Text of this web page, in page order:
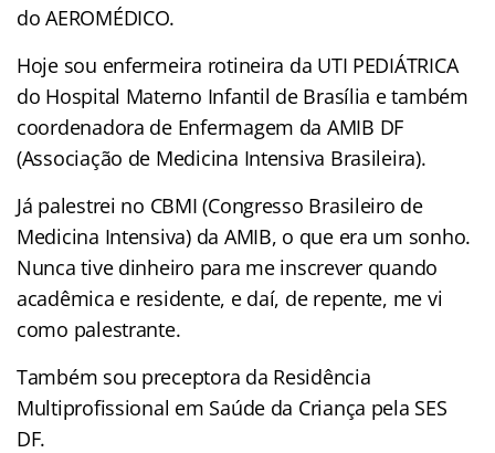
do AEROMÉDICO.
Hoje sou enfermeira rotineira da UTI PEDIÁTRICA
do Hospital Materno Infantil de Brasília e também
coordenadora de Enfermagem da AMIB DF
(Associação de Medicina Intensiva Brasileira).
Já palestrei no CBMI (Congresso Brasileiro de
Medicina Intensiva) da AMIB, o que era um sonho.
Nunca tive dinheiro para me inscrever quando
acadêmica e residente, e daí, de repente, me vi
como palestrante.
Também sou preceptora da Residência
Multiprofissional em Saúde da Criança pela SES
DF.